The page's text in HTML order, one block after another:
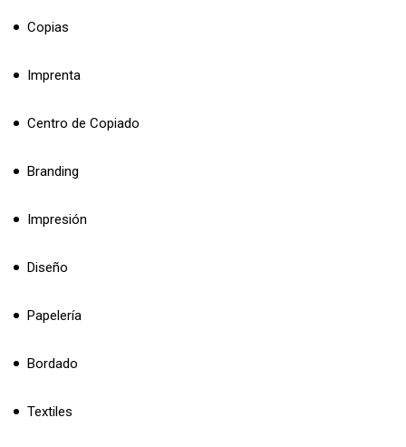
Copias
Imprenta
Centro de Copiado
Branding
Impresión
Diseño
Papelería
Bordado
Textiles